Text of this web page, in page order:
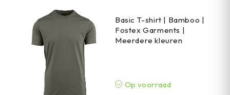
Basic T-shirt | Bamboo |
Fostex Garments |
Meerdere kleuren
Op voorraad